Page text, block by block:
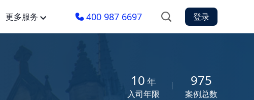
更多服务 400 987 6697 登录
10 年
入司年限
975
案例总数